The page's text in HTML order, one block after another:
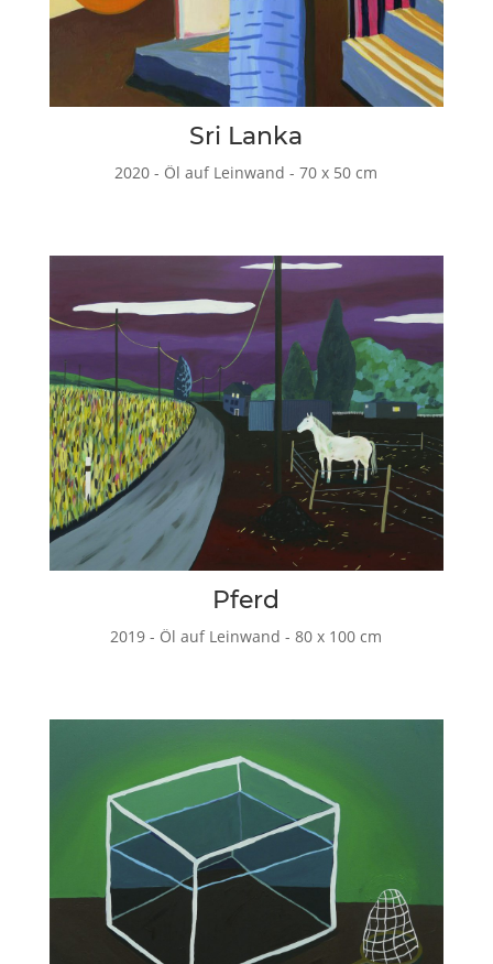
Sri Lanka
2020 - Öl auf Leinwand - 70 x 50 cm
Pferd
2019 - Öl auf Leinwand - 80 x 100 cm